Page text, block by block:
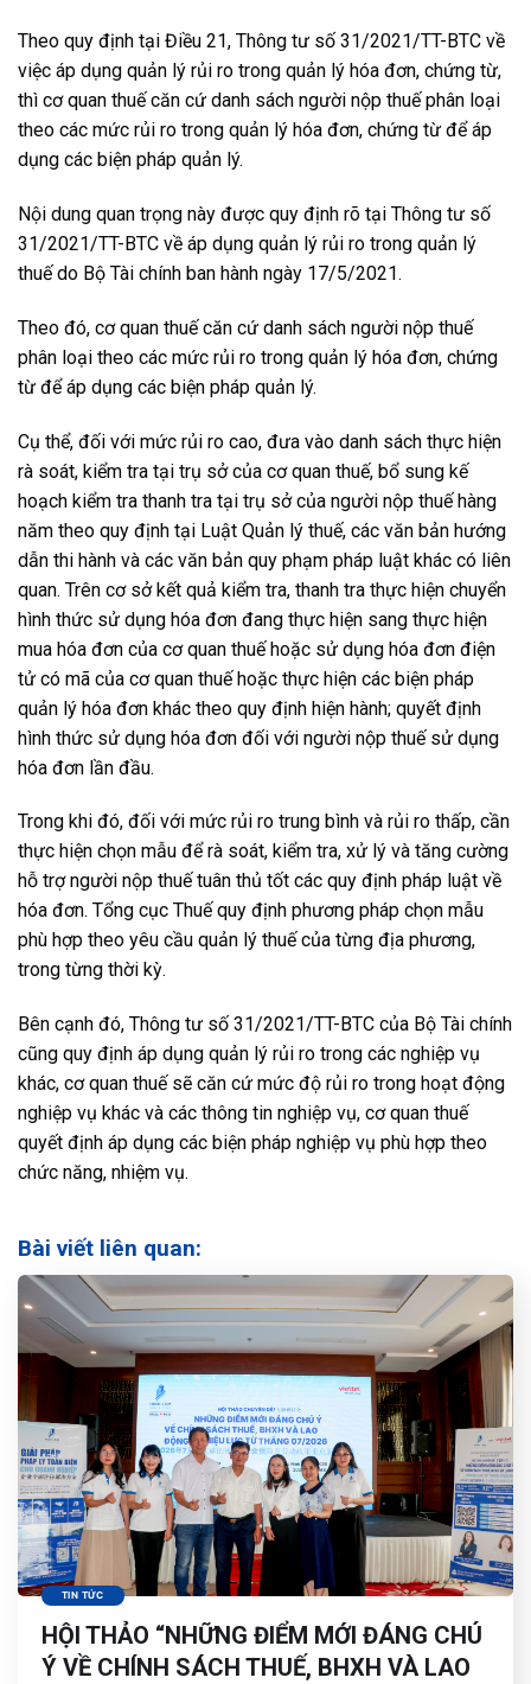
Theo quy định tại Điều 21, Thông tư số 31/2021/TT-BTC về
việc áp dụng quản lý rủi ro trong quản lý hóa đơn, chứng từ,
thì cơ quan thuế căn cứ danh sách người nộp thuế phân loại
theo các mức rủi ro trong quản lý hóa đơn, chứng từ để áp
dụng các biện pháp quản lý.
Nội dung quan trọng này được quy định rõ tại Thông tư số
31/2021/TT-BTC về áp dụng quản lý rủi ro trong quản lý
thuế do Bộ Tài chính ban hành ngày 17/5/2021.
Theo đó, cơ quan thuế căn cứ danh sách người nộp thuế
phân loại theo các mức rủi ro trong quản lý hóa đơn, chứng
từ để áp dụng các biện pháp quản lý.
Cụ thể, đối với mức rủi ro cao, đưa vào danh sách thực hiện
rà soát, kiểm tra tại trụ sở của cơ quan thuế, bổ sung kế
hoạch kiểm tra thanh tra tại trụ sở của người nộp thuế hàng
năm theo quy định tại Luật Quản lý thuế, các văn bản hướng
dẫn thi hành và các văn bản quy phạm pháp luật khác có liên
quan. Trên cơ sở kết quả kiểm tra, thanh tra thực hiện chuyển
hình thức sử dụng hóa đơn đang thực hiện sang thực hiện
mua hóa đơn của cơ quan thuế hoặc sử dụng hóa đơn điện
tử có mã của cơ quan thuế hoặc thực hiện các biện pháp
quản lý hóa đơn khác theo quy định hiện hành; quyết định
hình thức sử dụng hóa đơn đối với người nộp thuế sử dụng
hóa đơn lần đầu.
Trong khi đó, đối với mức rủi ro trung bình và rủi ro thấp, cần
thực hiện chọn mẫu để rà soát, kiểm tra, xử lý và tăng cường
hỗ trợ người nộp thuế tuân thủ tốt các quy định pháp luật về
hóa đơn. Tổng cục Thuế quy định phương pháp chọn mẫu
phù hợp theo yêu cầu quản lý thuế của từng địa phương,
trong từng thời kỳ.
Bên cạnh đó, Thông tư số 31/2021/TT-BTC của Bộ Tài chính
cũng quy định áp dụng quản lý rủi ro trong các nghiệp vụ
khác, cơ quan thuế sẽ căn cứ mức độ rủi ro trong hoạt động
nghiệp vụ khác và các thông tin nghiệp vụ, cơ quan thuế
quyết định áp dụng các biện pháp nghiệp vụ phù hợp theo
chức năng, nhiệm vụ.
Bài viết liên quan:
TIN TỨC
HỘI THẢO “NHỮNG ĐIỂM MỚI ĐÁNG CHÚ
Ý VỀ CHÍNH SÁCH THUẾ, BHXH VÀ LAO